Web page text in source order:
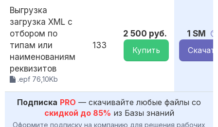
Выгрузка
загрузка XML с
отбором по
типам или
наименованиям
реквизитов
.epf 76,10Kb
133
2 500 руб.
Купить
1 SM
Подписка PRO — скачивайте любые файлы со
скидкой до 85% из Базы знаний
Оформите подписку на компанию для решения рабочих